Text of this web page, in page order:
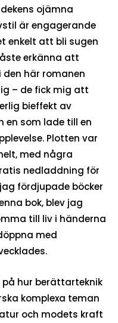
ojämna
är engagerande
enkelt att bli sugen
erkänna att
här romanen
– de fick mig att
bieffekt av
en som lade till en
Plotten var
med några
nedladdning för
fördjupade böcker
bok, blev jag
till liv i händerna
med
på hur berättarteknik
komplexa teman
och modets kraft